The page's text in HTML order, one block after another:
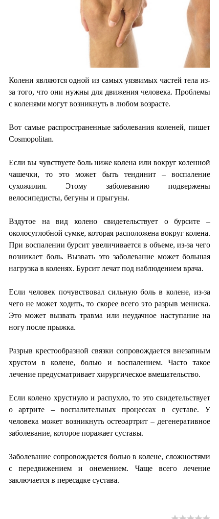
Колени являются одной из самых уязвимых частей тела из-
за того, что они нужны для движения человека. Проблемы
с коленями могут возникнуть в любом возрасте.
Вот самые распространенные заболевания коленей, пишет
Cosmopolitan.
Если вы чувствуете боль ниже колена или вокруг коленной
чашечки, то это может быть тендинит – воспаление
сухожилия. Этому заболеванию подвержены
велосипедисты, бегуны и прыгуны.
Вздутое на вид колено свидетельствует о бурсите –
околосуглобной сумке, которая расположена вокруг колена.
При воспалении бурсит увеличивается в объеме, из-за чего
возникает боль. Вызвать это заболевание может большая
нагрузка в коленях. Бурсит лечат под наблюдением врача.
Если человек почувствовал сильную боль в колене, из-за
чего не может ходить, то скорее всего это разрыв мениска.
Это может вызвать травма или неудачное наступание на
ногу после прыжка.
Разрыв крестообразной связки сопровождается внезапным
хрустом в колене, болью и воспалением. Часто такое
лечение предусматривает хирургическое вмешательство.
Если колено хрустнуло и распухло, то это свидетельствует
о артрите – воспалительных процессах в суставе. У
человека может возникнуть остеоартрит – дегенеративное
заболевание, которое поражает суставы.
Заболевание сопровождается болью в колене, сложностями
с передвижением и онемением. Чаще всего лечение
заключается в пересадке сустава.